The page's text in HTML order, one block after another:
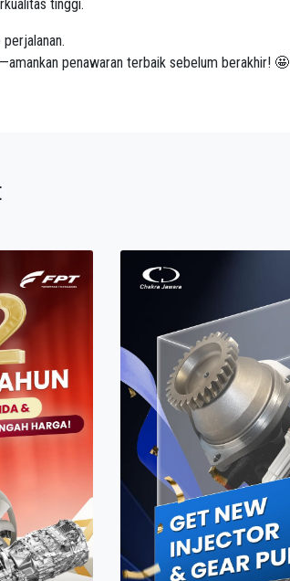
tinggi.
penawaran terbaik sebelum berakhir! 🤩